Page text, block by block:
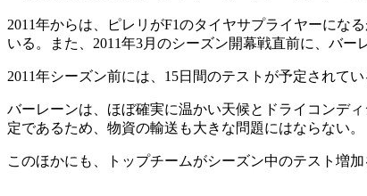
2011年からは、ピレリがF1のタイヤサプライヤーにな
いる。また、2011年3月のシーズン開幕戦直前に、バー
2011年シーズン前には、15日間のテストが予定されて
バーレーンは、ほぼ確実に温かい天候とドライコンデ
定であるため、物資の輸送も大きな問題にはならない。
このほかにも、トップチームがシーズン中のテスト増